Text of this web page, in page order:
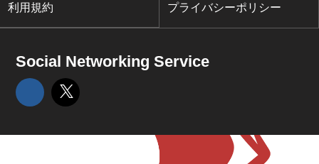
利用規約 プライバシーポリシー
Social Networking Service